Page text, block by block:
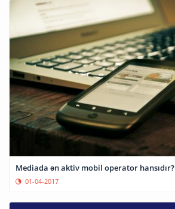
Mediada ən aktiv mobil operator hansıdır?
01-04-2017